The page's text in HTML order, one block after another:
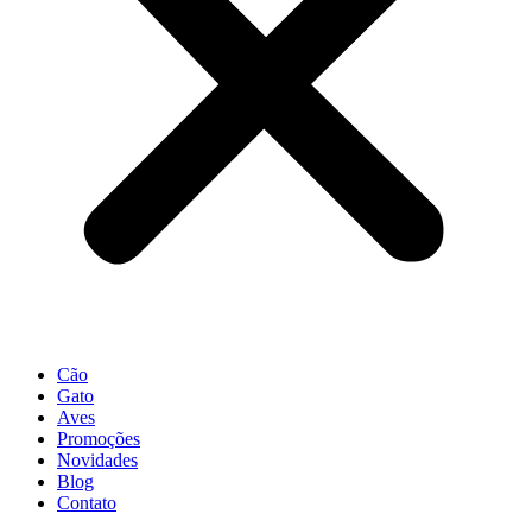
Cão
Gato
Aves
Promoções
Novidades
Blog
Contato